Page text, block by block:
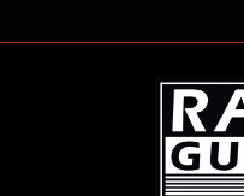
Inhalt